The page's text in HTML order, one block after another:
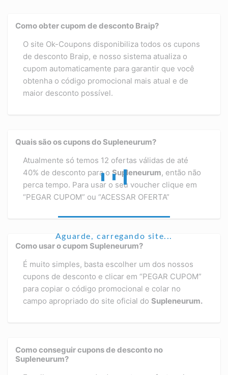
Aguarde, carregando site...
Como obter cupom de desconto Braip?
O site Ok-Coupons disponibiliza todos os cupons
de desconto Braip, e nosso sistema atualiza o
cupom automaticamente para garantir que você
obtenha o código promocional mais atual e de
maior desconto possível.
Quais são os cupons do Supleneurum?
Atualmente só temos 12 ofertas válidas de até
40% de desconto para o Supleneurum, então não
perca tempo. Para usar o seu voucher clique em
“PEGAR CUPOM” ou “ACESSAR OFERTA”
Como usar o cupom Supleneurum?
É muito simples, basta escolher um dos nossos
cupons de desconto e clicar em “PEGAR CUPOM”
para copiar o código promocional e colar no
campo apropriado do site oficial do Supleneurum.
Como conseguir cupons de desconto no
Supleneurum?